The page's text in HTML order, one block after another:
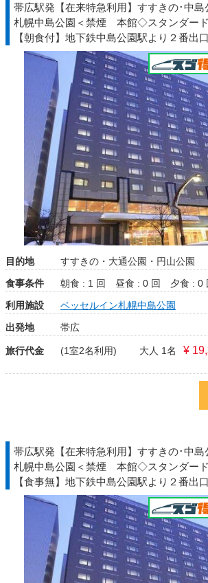
帯広駅発【在来特急利用】すすきの･中
札幌中島公園＜禁煙 本館◇スタンダード
【朝食付】地下鉄中島公園駅より２番出
近ホテル◆北海道◇ＪＲきっぷ駅受取
目的地
すすきの・大通公園・円山公園
食事条件
朝食 : 1 回 昼食 : 0 回
夕食 : 0
利用施設
ベッセルイン札幌中島公園
出発地
帯広
旅行代金 (1室2名利用) 大人 1名 ¥
帯広駅発【在来特急利用】すすきの･中
札幌中島公園＜禁煙 本館◇スタンダード
【食事無】地下鉄中島公園駅より２番出
近ホテル◆北海道◇ＪＲきっぷ駅受取